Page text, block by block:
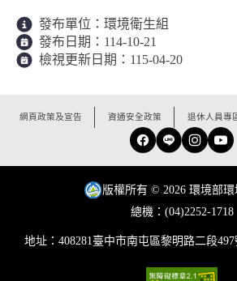
發布單位： 環境衛生組
發布日期： 114-10-21
檢視更新日期： 115-04-20
網頁政策及宣告 資通安全政策 退休人員專
Facebook
Line
版權所有 © 2026 環境部
總機：(04)2252-1718
地址：408281臺中市南屯區黎明路二段497